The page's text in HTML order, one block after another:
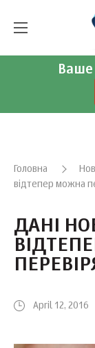
Ваше
Головна
відтепер можна
ДАНІ
April 12, 2016